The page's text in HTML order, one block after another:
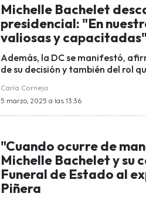
Michelle Bachelet
presidencial: "En
valiosas y capacitadas"
Además, la DC se manifestó,
de su decisión y también del rol
Carla Cornejo
5 marzo, 2025 a las 13:36
"Cuando ocurre de
Michelle Bachelet y su
Funeral de Estado al
Piñera